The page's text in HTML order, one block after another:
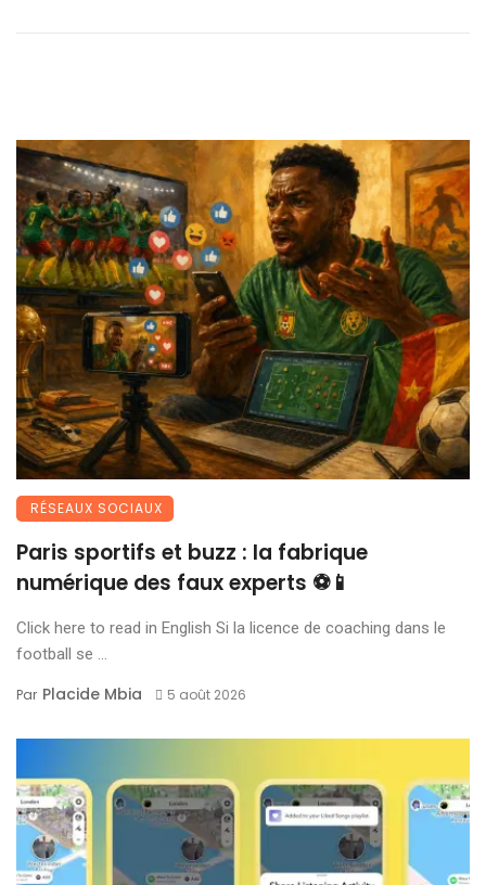
RÉSEAUX SOCIAUX
Paris sportifs et buzz : la fabrique
numérique des faux experts ⚽📱
Click here to read in English Si la licence de coaching dans le
football se ...
Par Placide Mbia 5 août 2026